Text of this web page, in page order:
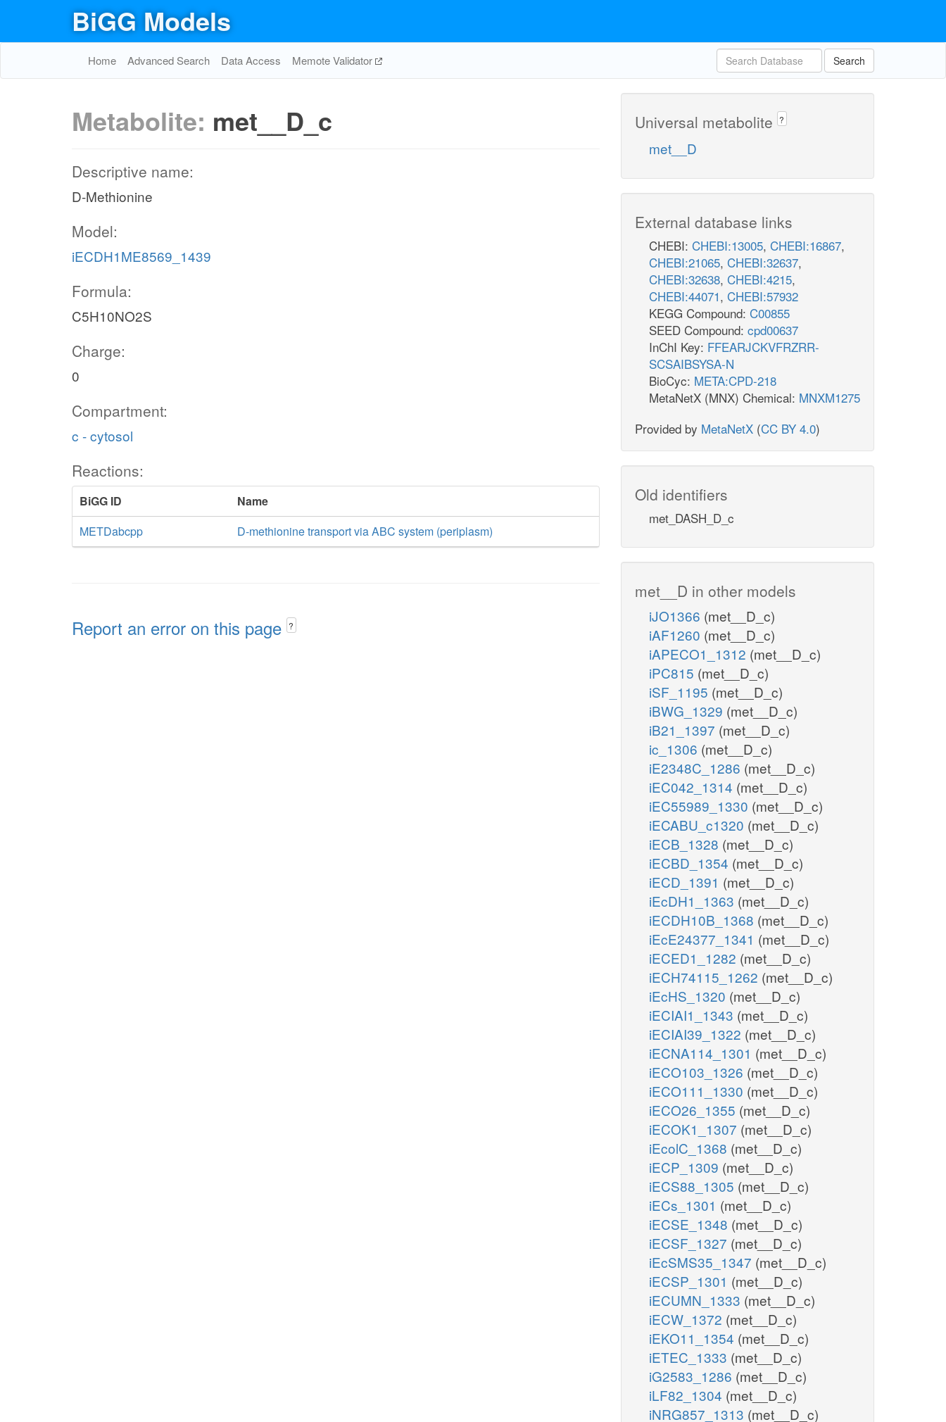
BiGG Models
Home Advanced Search Data Access Memote Validator Search
Metabolite: met__D_c
Descriptive name:
D-Methionine
Model:
iECDH1ME8569_1439
Formula:
C5H10NO2S
Charge:
0
Compartment:
c - cytosol
Reactions:
BiGG ID
Name
METDabcpp
D-methionine transport via ABC system (periplasm)
Report an error on this page ?
Universal metabolite ?
met__D
External database links
CHEBI: CHEBI:13005, CHEBI:16867,
CHEBI:21065, CHEBI:32637,
CHEBI:32638, CHEBI:4215,
CHEBI:44071, CHEBI:57932
KEGG Compound: C00855
SEED Compound: cpd00637
InChI Key: FFEARJCKVFRZRR-
SCSAIBSYSA-N
BioCyc: META:CPD-218
MetaNetX (MNX) Chemical: MNXM1275
Provided by MetaNetX (CC BY 4.0)
Old identifiers
met_DASH_D_c
met__D in other models
iJO1366 (met__D_c)
iAF1260 (met__D_c)
iAPECO1_1312 (met__D_c)
iPC815 (met__D_c)
iSF_1195 (met__D_c)
iBWG_1329 (met__D_c)
iB21_1397 (met__D_c)
ic_1306 (met__D_c)
iE2348C_1286 (met__D_c)
iEC042_1314 (met__D_c)
iEC55989_1330 (met__D_c)
iECABU_c1320 (met__D_c)
iECB_1328 (met__D_c)
iECBD_1354 (met__D_c)
iECD_1391 (met__D_c)
iEcDH1_1363 (met__D_c)
iECDH10B_1368 (met__D_c)
iEcE24377_1341 (met__D_c)
iECED1_1282 (met__D_c)
iECH74115_1262 (met__D_c)
iEcHS_1320 (met__D_c)
iECIAI1_1343 (met__D_c)
iECIAI39_1322 (met__D_c)
iECNA114_1301 (met__D_c)
iECO103_1326 (met__D_c)
iECO111_1330 (met__D_c)
iECO26_1355 (met__D_c)
iECOK1_1307 (met__D_c)
iEcolC_1368 (met__D_c)
iECP_1309 (met__D_c)
iECS88_1305 (met__D_c)
iECs_1301 (met__D_c)
iECSE_1348 (met__D_c)
iECSF_1327 (met__D_c)
iEcSMS35_1347 (met__D_c)
iECSP_1301 (met__D_c)
iECUMN_1333 (met__D_c)
iECW_1372 (met__D_c)
iEKO11_1354 (met__D_c)
iETEC_1333 (met__D_c)
iG2583_1286 (met__D_c)
iLF82_1304 (met__D_c)
iNRG857_1313 (met__D_c)